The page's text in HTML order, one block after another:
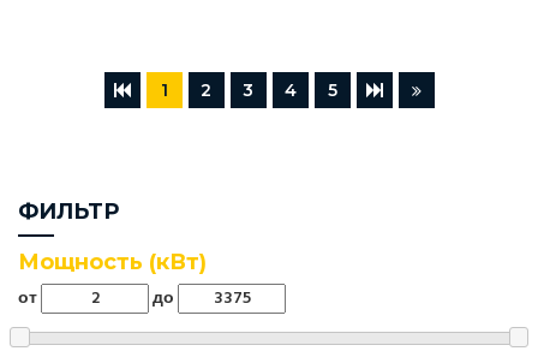
1 2 3 4 5
ФИЛЬТР
Мощность (кВт)
от до